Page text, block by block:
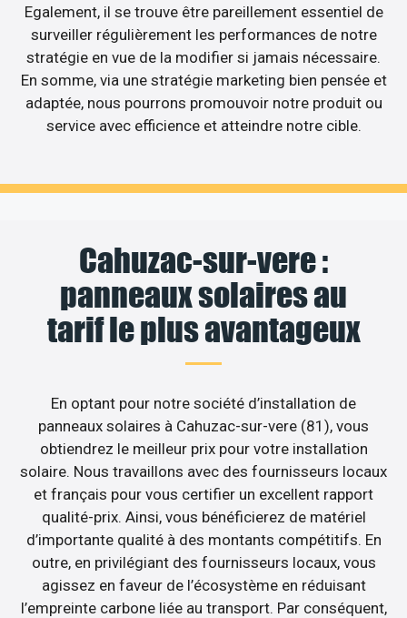
Egalement, il se trouve être pareillement essentiel de
surveiller régulièrement les performances de notre
stratégie en vue de la modifier si jamais nécessaire.
En somme, via une stratégie marketing bien pensée et
adaptée, nous pourrons promouvoir notre produit ou
service avec efficience et atteindre notre cible.
Cahuzac-sur-vere :
panneaux solaires au
tarif le plus avantageux
En optant pour notre société d’installation de
panneaux solaires à Cahuzac-sur-vere (81), vous
obtiendrez le meilleur prix pour votre installation
solaire. Nous travaillons avec des fournisseurs locaux
et français pour vous certifier un excellent rapport
qualité-prix. Ainsi, vous bénéficierez de matériel
d’importante qualité à des montants compétitifs. En
outre, en privilégiant des fournisseurs locaux, vous
agissez en faveur de l’écosystème en réduisant
l’empreinte carbone liée au transport. Par conséquent,